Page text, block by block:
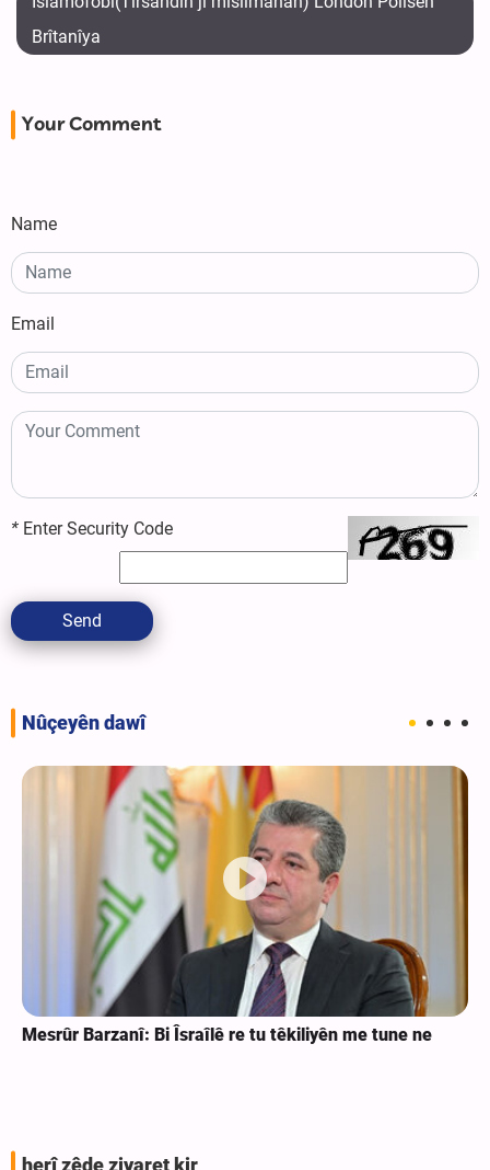
Brîtanîya
Your Comment
Name
Email
* Enter Security Code
Send
Nûçeyên dawî
Mesrûr Barzanî: Bi Îsraîlê re tu têkiliyên me tune ne